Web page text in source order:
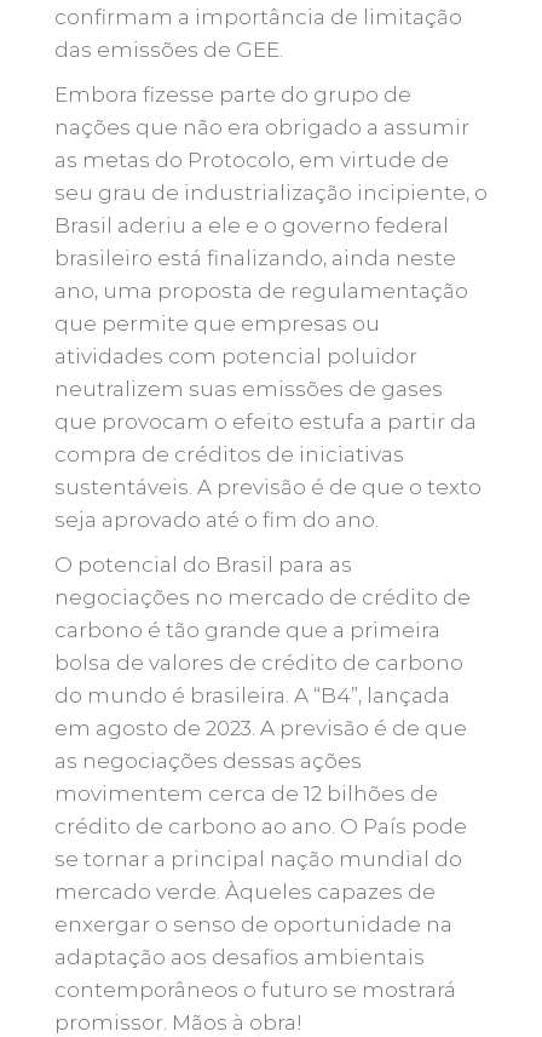
confirmam a importância de limitação
das emissões de GEE.
Embora fizesse parte do grupo de
nações que não era obrigado a assumir
as metas do Protocolo, em virtude de
seu grau de industrialização incipiente, o
Brasil aderiu a ele e o governo federal
brasileiro está finalizando, ainda neste
ano, uma proposta de regulamentação
que permite que empresas ou
atividades com potencial poluidor
neutralizem suas emissões de gases
que provocam o efeito estufa a partir da
compra de créditos de iniciativas
sustentáveis. A previsão é de que o texto
seja aprovado até o fim do ano.
O potencial do Brasil para as
negociações no mercado de crédito de
carbono é tão grande que a primeira
bolsa de valores de crédito de carbono
do mundo é brasileira. A “B4”, lançada
em agosto de 2023. A previsão é de que
as negociações dessas ações
movimentem cerca de 12 bilhões de
crédito de carbono ao ano. O País pode
se tornar a principal nação mundial do
mercado verde. Àqueles capazes de
enxergar o senso de oportunidade na
adaptação aos desafios ambientais
contemporâneos o futuro se mostrará
promissor. Mãos à obra!